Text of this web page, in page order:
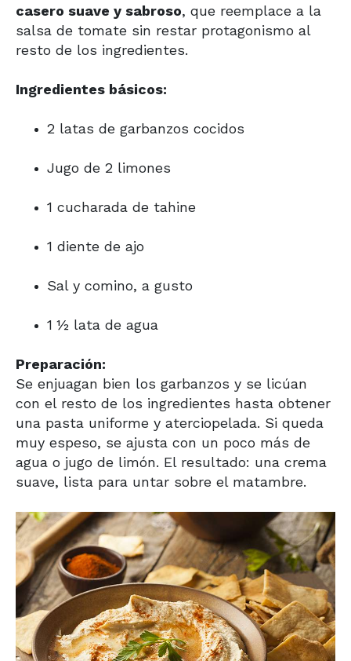
casero suave y sabroso, que reemplace a la
salsa de tomate sin restar protagonismo al
resto de los ingredientes.
Ingredientes básicos:
2 latas de garbanzos cocidos
Jugo de 2 limones
1 cucharada de tahine
1 diente de ajo
Sal y comino, a gusto
1 ½ lata de agua
Preparación:
Se enjuagan bien los garbanzos y se licúan
con el resto de los ingredientes hasta obtener
una pasta uniforme y aterciopelada. Si queda
muy espeso, se ajusta con un poco más de
agua o jugo de limón. El resultado: una crema
suave, lista para untar sobre el matambre.